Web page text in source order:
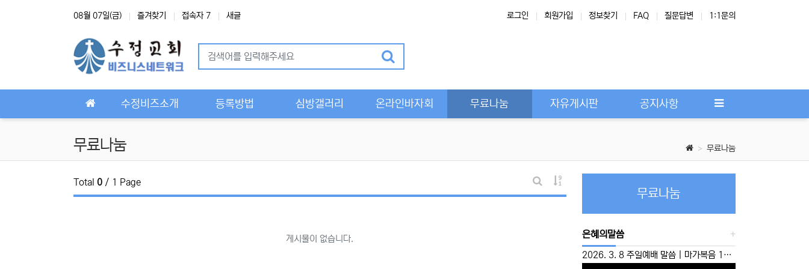
08월 07일(금) 즐겨찾기 접속자 7 새글 로그인 회원가입 정보찾기 FAQ 질문답변 1:1문의
수정비즈소개 등록방법 심방갤러리 온라인바자회 무료나눔 자유게시판 공지사항
무료나눔 무료나눔
Total 0 / 1 Page
게시판 검색
게시물 정렬
게시물이 없습니다.
무료나눔
은혜의말씀
2026. 3. 8 주일예배 말씀 | 마가복음 10:46-52 | ‘운명을 뛰어 넘으라’ 이성준 담임목사